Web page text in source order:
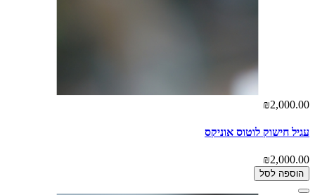
₪2,000.00
עגיל חישוק לוטוס אוניקס
₪2,000.00
הוספה לסל